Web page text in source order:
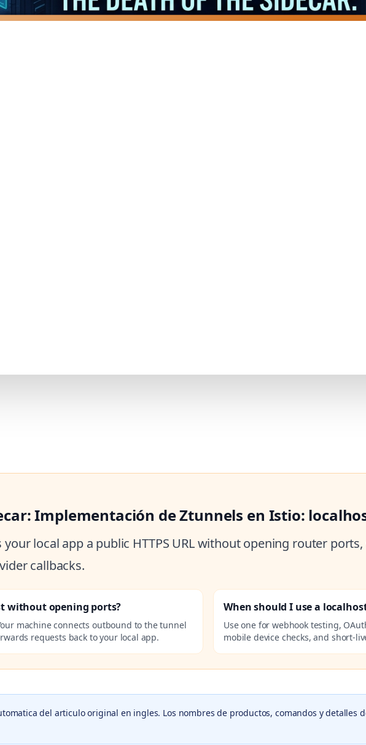
Implementación de Ztunnels en Istio:
local app a public HTTPS URL without opening router
callbacks.
without opening ports?
machine connects outbound to the tunnel
requests back to your local app.
When should I use a
Use one for webhook testing,
mobile device checks, and short-
del articulo original en ingles. Los nombres de productos, comandos y detalles